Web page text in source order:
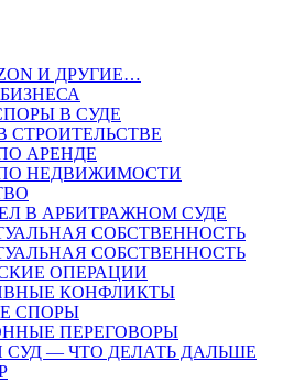
И ДРУГИЕ…
В СУДЕ
СТРОИТЕЛЬСТВЕ
АРЕНДЕ
НЕДВИЖИМОСТИ
В АРБИТРАЖНОМ СУДЕ
СОБСТВЕННОСТЬ
СОБСТВЕННОСТЬ
ОПЕРАЦИИ
КОНФЛИКТЫ
СПОРЫ
ПЕРЕГОВОРЫ
СУД — ЧТО ДЕЛАТЬ ДАЛЬШЕ